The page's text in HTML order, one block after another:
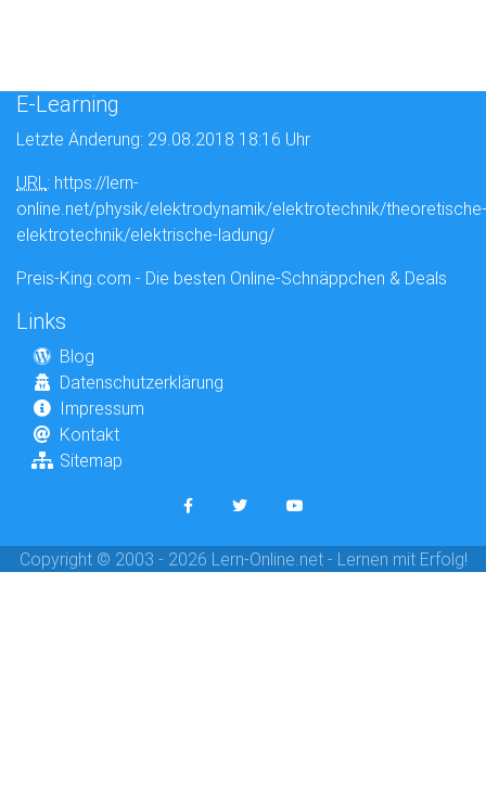
E-Learning
Letzte Änderung: 29.08.2018 18:16 Uhr
URL: https://lern-
online.net/physik/elektrodynamik/elektrotechnik/theoretische-
elektrotechnik/elektrische-ladung/
Preis-King.com - Die besten Online-Schnäppchen & Deals
Links
Blog
Datenschutzerklärung
Impressum
Kontakt
Sitemap
Copyright © 2003 - 2026 Lern-Online.net - Lernen mit Erfolg!